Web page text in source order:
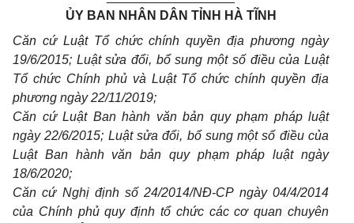
ỦY BAN NHÂN DÂN TỈNH HÀ TĨNH
Căn cứ Luật Tổ chức chính quyền địa phương ngày
19/6/2015; Luật sửa đổi, bổ sung một số điềucủa Luật
Tổ chức Chính phủ và Luật Tổ chức chính quyền địa
phương ngày 22/11/2019;
Căn cứ Luật Ban hành văn bản quy phạm pháp luật
ngày 22/6/2015; Luật sửa đổi, bổ sung một số điều của
Luật Ban hành văn bản quy phạm pháp luật ngày
18/6/2020;
Căn cứ Nghị định số 24/2014/NĐ-CP ngày 04/4/2014
của Chính phủ quy định tổ chức các cơquanchuyên